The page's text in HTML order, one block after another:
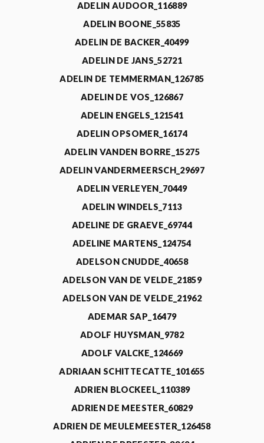
ADELIN AUDOOR_116889
ADELIN BOONE_55835
ADELIN DE BACKER_40499
ADELIN DE JANS_52721
ADELIN DE TEMMERMAN_126785
ADELIN DE VOS_126867
ADELIN ENGELS_121541
ADELIN OPSOMER_16174
ADELIN VANDEN BORRE_15275
ADELIN VANDERMEERSCH_29697
ADELIN VERLEYEN_70449
ADELIN WINDELS_7113
ADELINE DE GRAEVE_69744
ADELINE MARTENS_124754
ADELSON CNUDDE_40658
ADELSON VAN DE VELDE_21859
ADELSON VAN DE VELDE_21962
ADEMAR SAP_16479
ADOLF HUYSMAN_9782
ADOLF VALCKE_124669
ADRIAAN SCHITTECATTE_101655
ADRIEN BLOCKEEL_110389
ADRIEN DE MEESTER_60829
ADRIEN DE MEULEMEESTER_126458